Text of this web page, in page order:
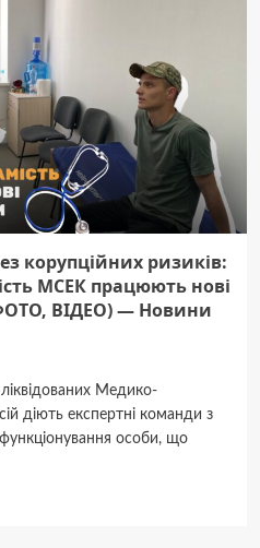
корупційних ризиків:
МСЕК працюють нові
ВІДЕО) — Новини
ліквідованих Медико-
діють експертні команди з
особи, що